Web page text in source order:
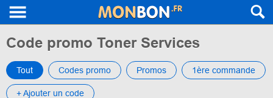
Code promo Toner Services
Tout Codes promo Promos 1ère commande
+ Ajouter un code